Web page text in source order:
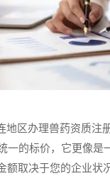
区办理兽药资质注
一的标价，它更像是
额取决于您的企业状